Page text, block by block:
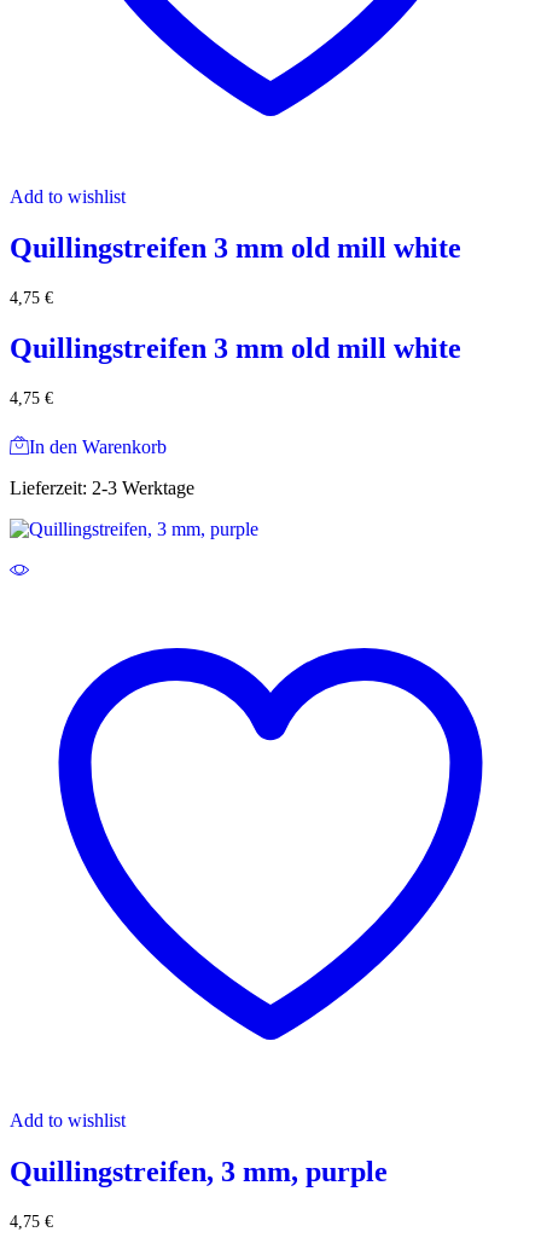
Add to wishlist
Quillingstreifen 3 mm old mill white
4,75 €
Quillingstreifen 3 mm old mill white
4,75 €
In den Warenkorb
Lieferzeit: 2-3 Werktage
Add to wishlist
Quillingstreifen, 3 mm, purple
4,75 €